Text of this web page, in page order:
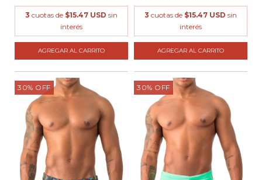
3 cuotas de $15.47 USD sin
interés
AGREGAR AL CARRITO
3 cuotas de $15.47 USD sin
interés
AGREGAR AL CARRITO
30% OFF 30% OFF